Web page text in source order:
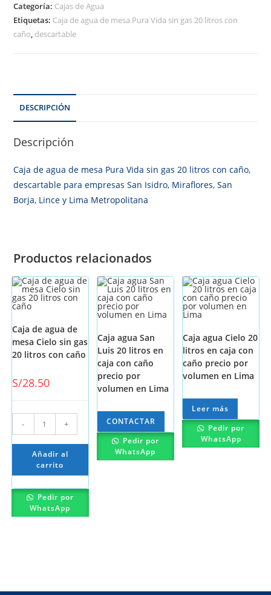
Categoría: Cajas de Agua
Etiquetas: Caja de agua de mesa Pura Vida sin gas 20 litros con
caño, descartable
DESCRIPCIÓN
Descripción
Caja de agua de mesa Pura Vida sin gas 20 litros con caño,
descartable para empresas San Isidro, Miraflores, San
Borja, Lince y Lima Metropolitana
Productos relacionados
Caja de agua de
mesa Cielo sin gas
20 litros con caño
S/28.50
- +
Añadir al
carrito
Pedir por
WhatsApp
Caja agua San
Luis 20 litros en
caja con caño
precio por
volumen en Lima
CONTACTAR
Pedir por
WhatsApp
Caja agua Cielo 20
litros en caja con
caño precio por
volumen en Lima
Leer más
Pedir por
WhatsApp